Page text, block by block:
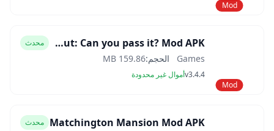
Mod
Mod
Brain Out: Can you pass it? Mod APK محدث
Games الحجم:159.86 MB
v3.4.4أموال غير محدودة
Matchington Mansion Mod APK محدث